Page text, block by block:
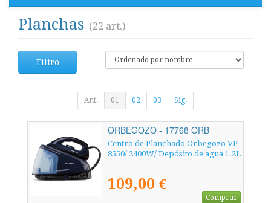
Planchas (22 art.)
Filtro
Ant. 01 02 03 Sig.
ORBEGOZO - 17768 ORB
Centro de Planchado Orbegozo VP
8550/ 2400W/ Depósito de agua 1.2L
109,00 €
Comprar